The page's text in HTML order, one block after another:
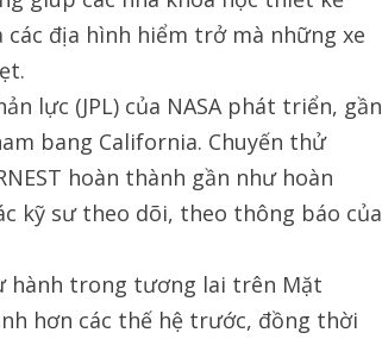
địa hình hiểm trở mà những xe
lực (JPL) của NASA phát triển, gần
bang California. Chuyến thử
hoàn thành gần như hoàn
kỹ sư theo dõi, theo thông báo của
hành trong tương lai trên Mặt
hơn các thế hệ trước, đồng thời